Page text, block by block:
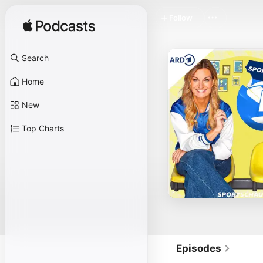
Search
Home
New
Top Charts
Episodes